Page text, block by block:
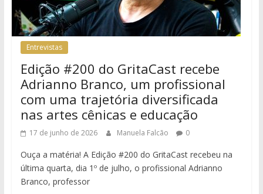
Entrevistas
Edição #200 do GritaCast recebe
Adrianno Branco, um profissional
com uma trajetória diversificada
nas artes cênicas e educação
17 de junho de 2026 Manuela Falcão 0
Ouça a matéria! A Edição #200 do GritaCast recebeu na
última quarta, dia 1º de julho, o profissional Adrianno
Branco, professor